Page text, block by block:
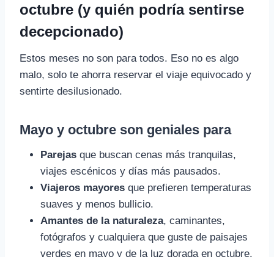
octubre (y quién podría sentirse
decepcionado)
Estos meses no son para todos. Eso no es algo
malo, solo te ahorra reservar el viaje equivocado y
sentirte desilusionado.
Mayo y octubre son geniales para
Parejas que buscan cenas más tranquilas,
viajes escénicos y días más pausados.
Viajeros mayores que prefieren temperaturas
suaves y menos bullicio.
Amantes de la naturaleza, caminantes,
fotógrafos y cualquiera que guste de paisajes
verdes en mayo y de la luz dorada en octubre.